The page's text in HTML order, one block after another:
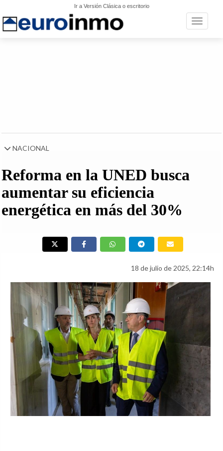
Ir a Versión Clásica o escritorio
Toggle
NACIONAL
Reforma en la UNED busca
aumentar su eficiencia
energética en más del 30%
18 de julio de 2025, 22:14h